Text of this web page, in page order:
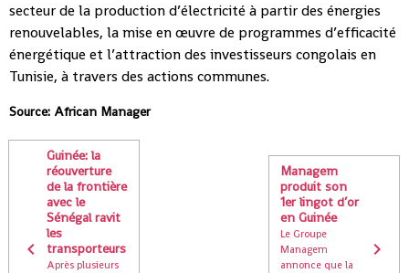
secteur de la production d’électricité à partir des énergies
renouvelables, la mise en œuvre de programmes d’efficacité
énergétique et l’attraction des investisseurs congolais en
Tunisie, à travers des actions communes.
Source: African Manager
Guinée: la
réouverture
de la frontière
avec le
Sénégal ravit
les
transporteurs
Après plusieurs
Managem
produit son
1er lingot d’or
en Guinée
Le Groupe
Managem
annonce que la